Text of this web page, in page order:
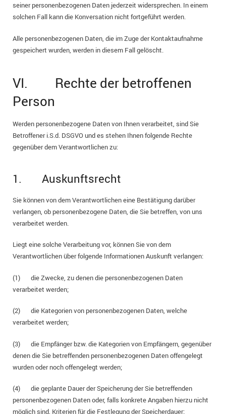
seiner personenbezogenen Daten jederzeit widersprechen. In einem
solchen Fall kann die Konversation nicht fortgeführt werden.
Alle personenbezogenen Daten, die im Zuge der Kontaktaufnahme
gespeichert wurden, werden in diesem Fall gelöscht.
VI. Rechte der betroffenen
Person
Werden personenbezogene Daten von Ihnen verarbeitet, sind Sie
Betroffener i.S.d. DSGVO und es stehen Ihnen folgende Rechte
gegenüber dem Verantwortlichen zu:
1. Auskunftsrecht
Sie können von dem Verantwortlichen eine Bestätigung darüber
verlangen, ob personenbezogene Daten, die Sie betreffen, von uns
verarbeitet werden.
Liegt eine solche Verarbeitung vor, können Sie von dem
Verantwortlichen über folgende Informationen Auskunft verlangen:
(1) die Zwecke, zu denen die personenbezogenen Daten
verarbeitet werden;
(2) die Kategorien von personenbezogenen Daten, welche
verarbeitet werden;
(3) die Empfänger bzw. die Kategorien von Empfängern, gegenüber
denen die Sie betreffenden personenbezogenen Daten offengelegt
wurden oder noch offengelegt werden;
(4) die geplante Dauer der Speicherung der Sie betreffenden
personenbezogenen Daten oder, falls konkrete Angaben hierzu nicht
möglich sind, Kriterien für die Festlegung der Speicherdauer;